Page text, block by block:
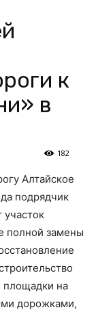
к
в
182
Алтайское
подрядчик
полной замены
площадки на
дорожками,